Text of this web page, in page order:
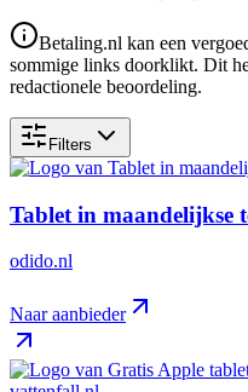
Betaling.nl kan een
sommige links doorklikt. Dit
redactionele beoordeling.
Filters
Tablet in maandelijkse
odido.nl
Naar aanbieder